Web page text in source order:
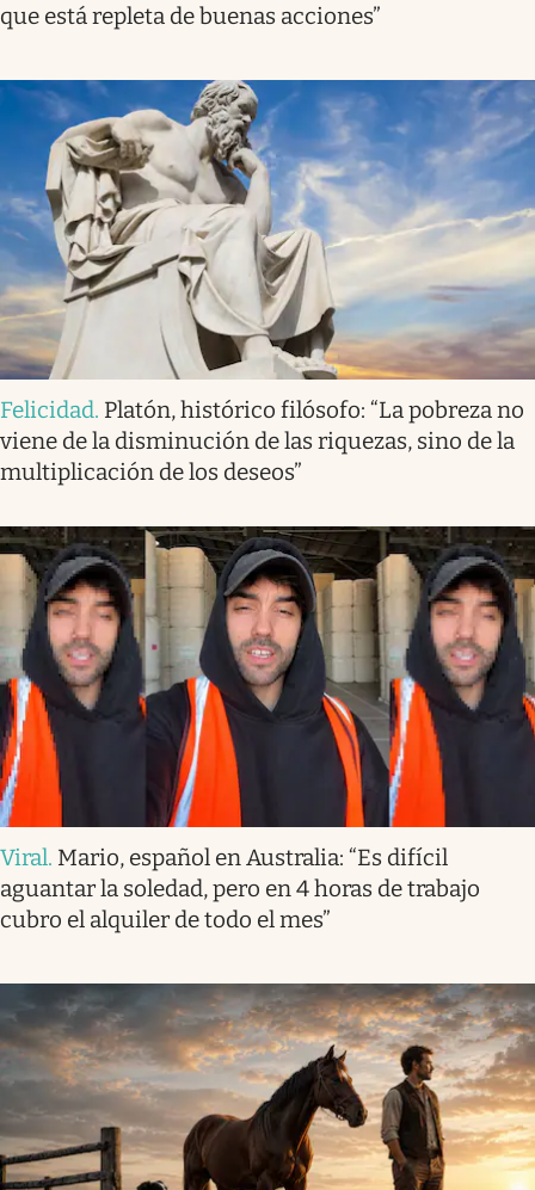
que está repleta de buenas acciones”
Felicidad. Platón, histórico filósofo: “La pobreza no
viene de la disminución de las riquezas, sino de la
multiplicación de los deseos”
Viral. Mario, español en Australia: “Es difícil
aguantar la soledad, pero en 4 horas de trabajo
cubro el alquiler de todo el mes”